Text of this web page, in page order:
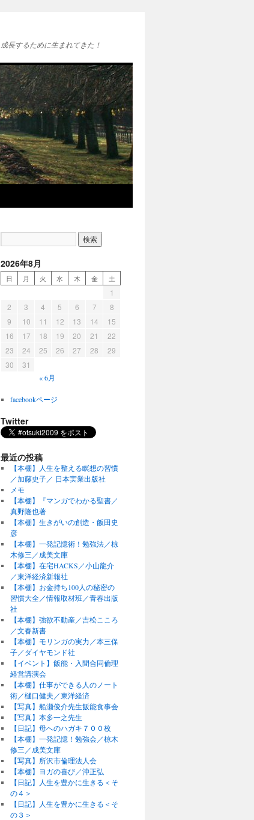
成長するために生まれてきた！
2026年8月
日 月 火 水 木 金 土
1
2
3 4 5 6 7
8
9
10 11 12 13 14
15
16
17 18 19 20 21
22
23
24 25 26 27 28
29
30
31
« 6月
facebookページ
Twitter
最近の投稿
【本棚】人生を整える瞑想の習慣
／加藤史子／ 日本実業出版社
メモ
【本棚】『マンガでわかる聖書／
真野隆也著
【本棚】生きがいの創造・飯田史
彦
【本棚】一発記憶術！勉強法／椋
木修三／成美文庫
【本棚】在宅HACKS／小山龍介
／東洋経済新報社
【本棚】お金持ち100人の秘密の
習慣大全／情報取材班／青春出版
社
【本棚】強欲不動産／吉松こころ
／文春新書
【本棚】モリンガの実力／本三保
子／ダイヤモンド社
【イベント】飯能・入間合同倫理
経営講演会
【本棚】仕事ができる人のノート
術／樋口健夫／東洋経済
【写真】船瀬俊介先生飯能食事会
【写真】本多一之先生
【日記】母へのハガキ７００枚
【本棚】一発記憶！勉強会／椋木
修三／成美文庫
【写真】所沢市倫理法人会
【本棚】ヨガの喜び／沖正弘
【日記】人生を豊かに生きる＜そ
の４＞
【日記】人生を豊かに生きる＜そ
の３＞